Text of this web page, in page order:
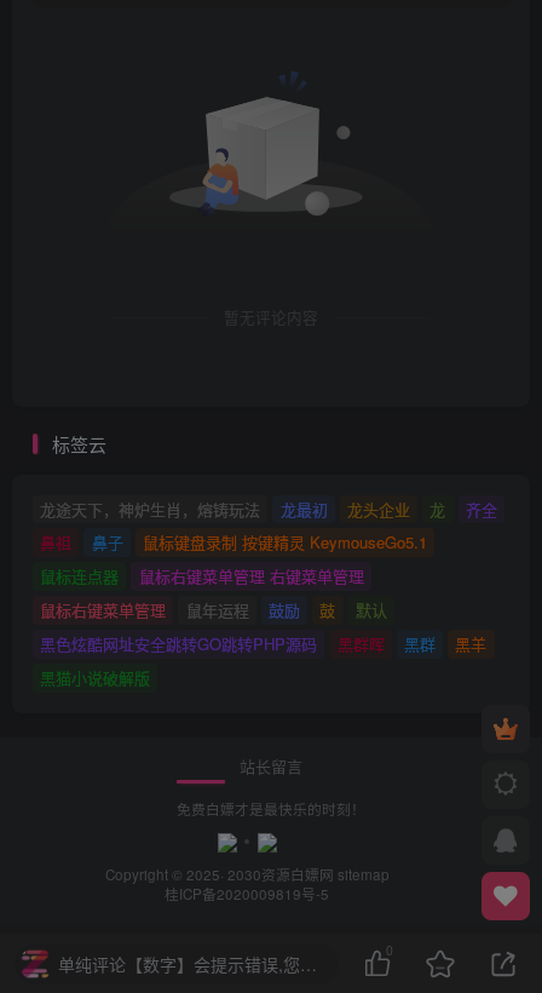
暂无评论内容
标签云
龙途天下，神炉生肖，熔铸玩法 龙最初 龙头企业 龙
齐全
鼻祖
鼻子
鼠标键盘录制 按键精灵 KeymouseGo5.1
鼠标连点器
鼠标右键菜单管理 右键菜单管理
鼠标右键菜单管理
鼠年运程 鼓励 鼓
默认
黑色炫酷网址安全跳转GO跳转PHP源码
黑群晖 黑群
黑羊
黑猫小说破解版
站长留言
免费白嫖才是最快乐的时刻！
Copyright © 2025· 2030资源白嫖网 sitemap
桂ICP备2020009819号-5
单纯评论【数字】会提示错误,您需要评论【中文+数字】或【中文】
0